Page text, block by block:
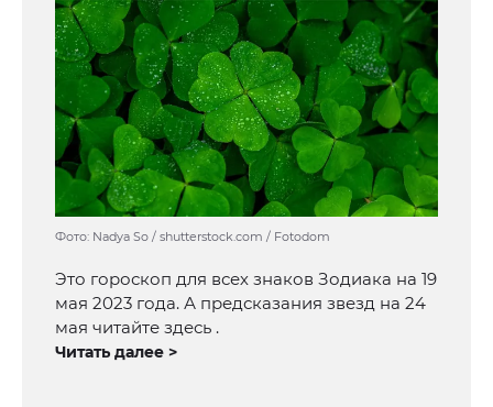
Фото: Nadya So / shutterstock.com / Fotodom
Это гороскоп для всех знаков Зодиака на 19
мая 2023 года. А предсказания звезд на 24
мая читайте здесь .
Читать далее >